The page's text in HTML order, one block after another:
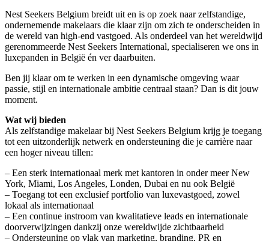
Nest Seekers Belgium breidt uit en is op zoek naar zelfstandige,
ondernemende makelaars die klaar zijn om zich te onderscheiden in
de wereld van high-end vastgoed. Als onderdeel van het wereldwijd
gerenommeerde Nest Seekers International, specialiseren we ons in
luxepanden in België én ver daarbuiten.
Ben jij klaar om te werken in een dynamische omgeving waar
passie, stijl en internationale ambitie centraal staan? Dan is dit jouw
moment.
Wat wij bieden
Als zelfstandige makelaar bij Nest Seekers Belgium krijg je toegang
tot een uitzonderlijk netwerk en ondersteuning die je carrière naar
een hoger niveau tillen:
– Een sterk internationaal merk met kantoren in onder meer New
York, Miami, Los Angeles, Londen, Dubai en nu ook België
– Toegang tot een exclusief portfolio van luxevastgoed, zowel
lokaal als internationaal
– Een continue instroom van kwalitatieve leads en internationale
doorverwijzingen dankzij onze wereldwijde zichtbaarheid
– Ondersteuning op vlak van marketing, branding, PR en